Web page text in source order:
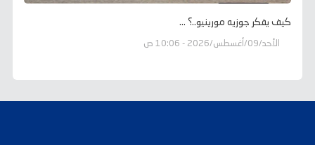
كيف يفكر جوزيه مورينيو..؟ ...
الأحد/09/أغسطس/2026 - 10:06 ص